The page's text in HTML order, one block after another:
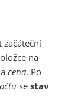
začáteční
na
a cena. Po
se stav